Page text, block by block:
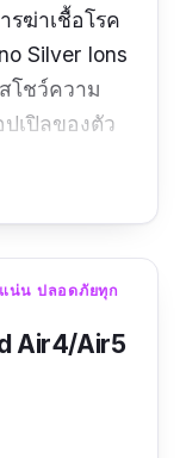
ฆ่าเชื้อโรค
Silver Ions
โชว์ความ
เปิลของตัว
Y ที่รองรับ
อน สำหรับ
กทั้งยังมีการ
วดสบายใน
ID และ
น่น ปลอดภัยทุก
Air4/Air5